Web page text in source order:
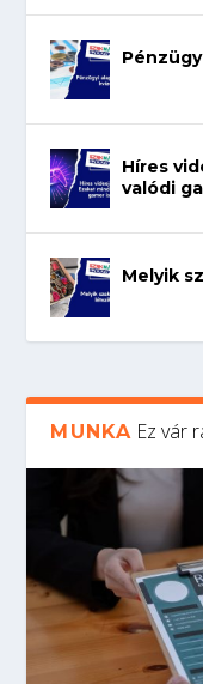
Híres
valódi
Melyik
MUNKA Ez vár